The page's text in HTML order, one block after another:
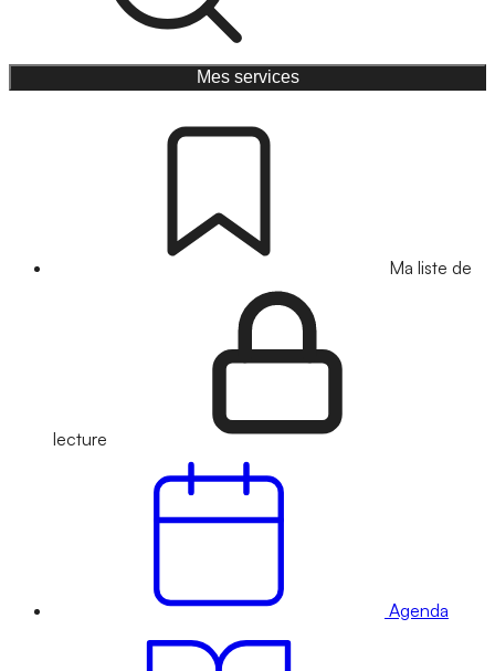
Mes services
Ma liste de
lecture
Agenda